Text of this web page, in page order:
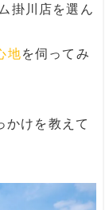
掛川店を選ん
地を伺ってみ
かけを教えて